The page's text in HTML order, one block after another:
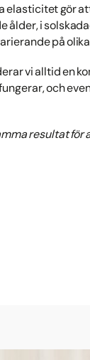
gör
i
på
vi alltid en
och
resultat